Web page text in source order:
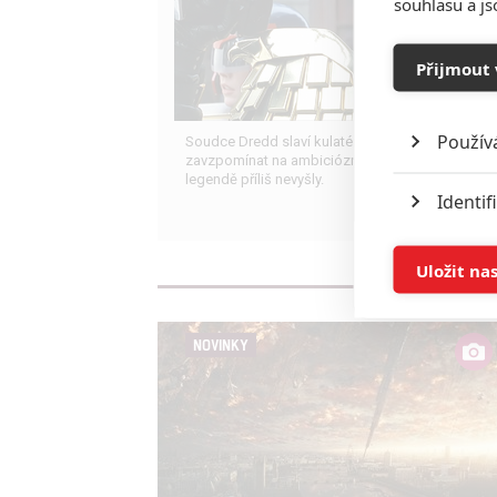
Soudce Dredd slaví kulaté výročí, je čas
zavzpomínat na ambiciózní projekty, které akční
legendě příliš nevyšly.
NOVINKY
Přijmout
služeb
Udělením
Uložit